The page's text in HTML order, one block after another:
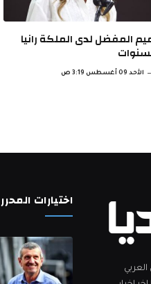
المفضل لدى الملكة رانيا
الأحد 09 أغسطس 3:19 ص
اختيارات المحرر